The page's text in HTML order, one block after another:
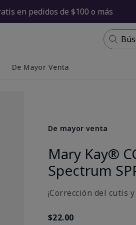
en pedidos de $100 o más
De Mayor Venta
De mayor venta
Mary Kay®
Spectrum
¡Corrección del cutis
$22.00